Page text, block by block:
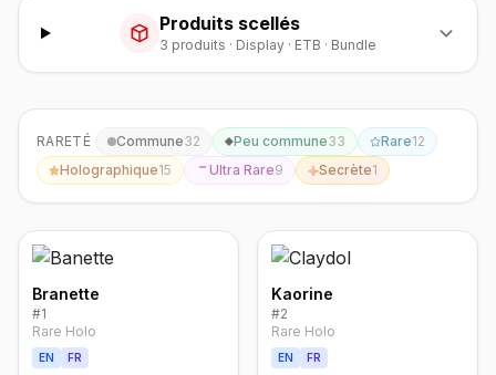
Produits scellés
3 produits · Display · ETB · Bundle
RARETÉ Commune32 Peu commune33 Rare12
Holographique15 Ultra Rare9 Secrète1
Branette
#1
Rare Holo
EN FR
Kaorine
#2
Rare Holo
EN FR